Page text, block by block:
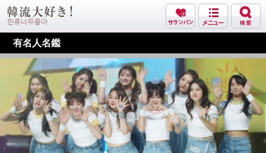
有名人名鑑